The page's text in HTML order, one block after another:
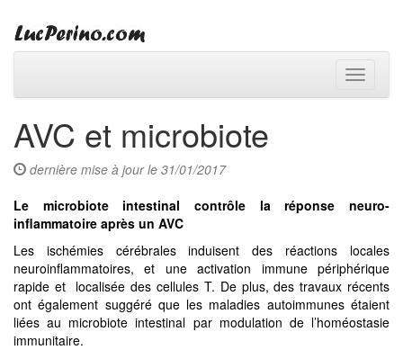
Toggle
AVC et microbiote
dernière mise à jour le 31/01/2017
Le microbiote intestinal contrôle la réponse neuro-
inflammatoire après un AVC
Les ischémies cérébrales induisent des réactions locales
neuroinflammatoires, et une activation immune périphérique
rapide et localisée des cellules T. De plus, des travaux récents
ont également suggéré que les maladies autoimmunes étaient
liées au microbiote intestinal par modulation de l’homéostasie
immunitaire.